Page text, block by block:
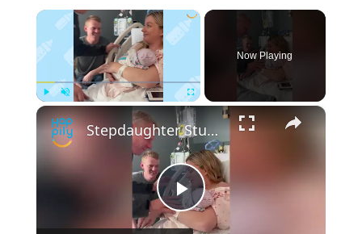
×
Fullscreen
Now Playing
×
Play
Stepdaughter Stuns Stepdad Naming Baby After Him